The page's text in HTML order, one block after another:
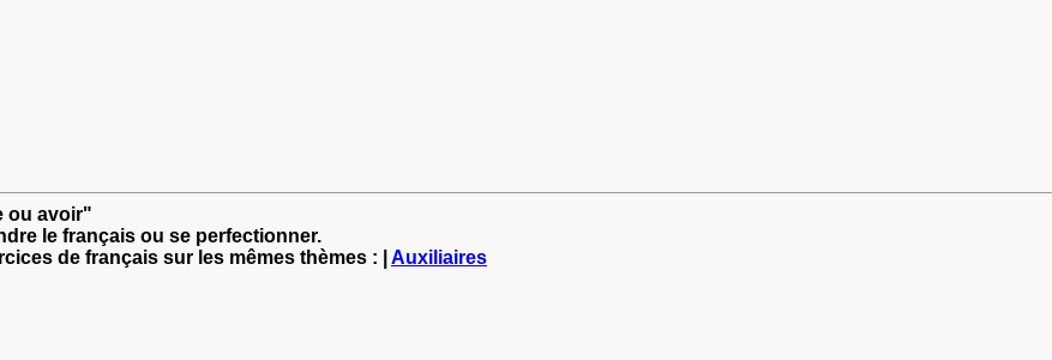
ou avoir"
le français ou se perfectionner.
de français sur les mêmes thèmes : | Auxiliaires